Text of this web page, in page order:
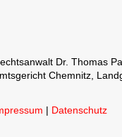
Dr. Thomas
Chemnitz,
| Datenschutz